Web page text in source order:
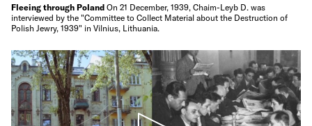
Fleeing through Poland On 21 December, 1939, Chaim-Leyb D. was
interviewed by the "Committee to Collect Material about the Destruction of
Polish Jewry, 1939" in Vilnius, Lithuania.